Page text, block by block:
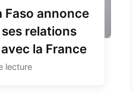
Faso annonce
relations
la France
lecture